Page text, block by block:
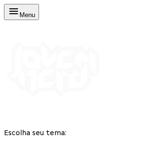
Menu
Escolha seu tema: